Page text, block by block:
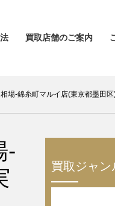
買取店舗のご案内
場-錦糸町マルイ店(東京都墨田
-
買取ジャン